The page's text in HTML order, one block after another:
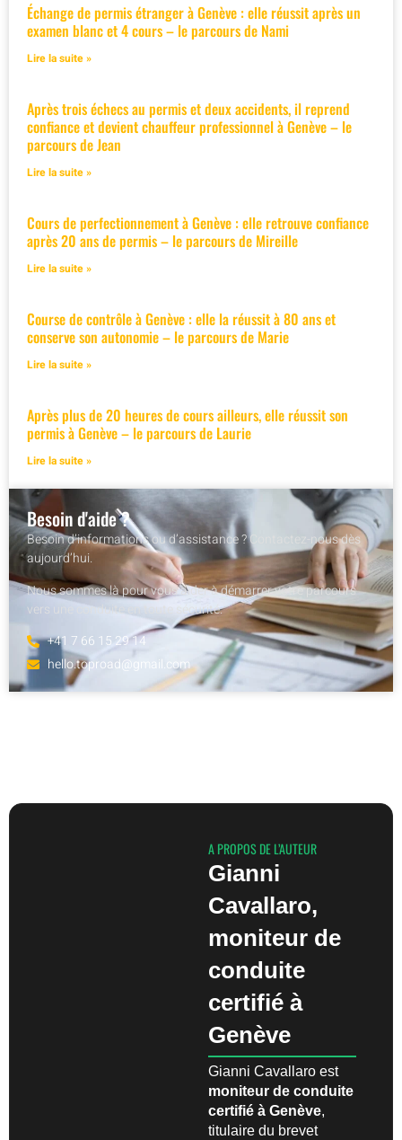
Échange de permis étranger à Genève : elle réussit après un
examen blanc et 4 cours – le parcours de Nami
Lire la suite »
Après trois échecs au permis et deux accidents, il reprend
confiance et devient chauffeur professionnel à Genève – le
parcours de Jean
Lire la suite »
Cours de perfectionnement à Genève : elle retrouve confiance
après 20 ans de permis – le parcours de Mireille
Lire la suite »
Course de contrôle à Genève : elle la réussit à 80 ans et
conserve son autonomie – le parcours de Marie
Lire la suite »
Après plus de 20 heures de cours ailleurs, elle réussit son
permis à Genève – le parcours de Laurie
Lire la suite »
Besoin d'aide ?
Besoin d’informations ou d’assistance ? Contactez-nous dès
aujourd’hui.
Nous sommes là pour vous aider à démarrer votre parcours
vers une conduite en toute sécurité.
+41 7 66 15 29 14
hello.toproad@gmail.com
A PROPOS DE L’AUTEUR
Gianni
Cavallaro,
moniteur de
conduite
certifié à
Genève
Gianni Cavallaro est
moniteur de conduite
certifié à Genève,
titulaire du brevet